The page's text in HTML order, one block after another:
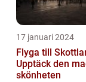
17 januari 2024
Flyga till
Upptäck den
skönheten